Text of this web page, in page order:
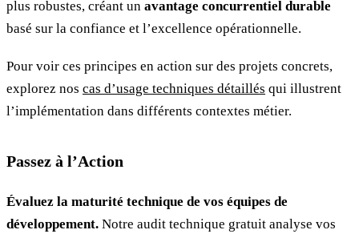
plus robustes, créant un avantage concurrentiel durable
basé sur la confiance et l’excellence opérationnelle.
Pour voir ces principes en action sur des projets concrets,
explorez nos cas d’usage techniques détaillés qui illustrent
l’implémentation dans différents contextes métier.
Passez à l’Action
Évaluez la maturité technique de vos équipes de
développement. Notre audit technique gratuit analyse vos